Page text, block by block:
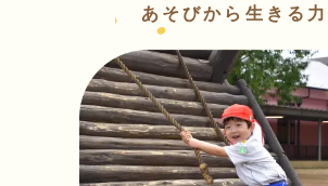
あそびから生きる力